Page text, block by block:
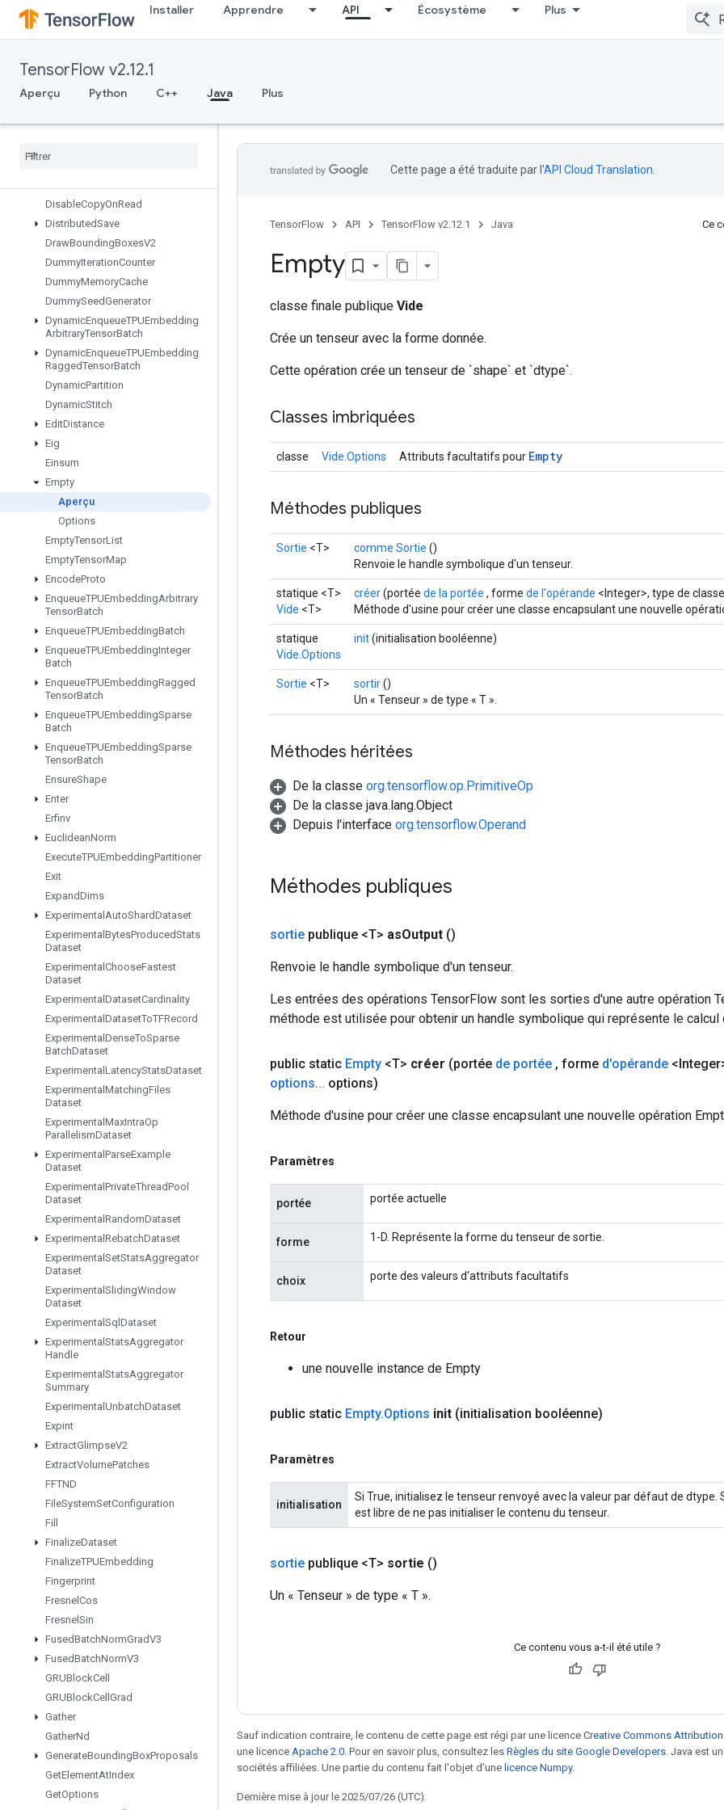
Installer Apprendre API Écosystème Plus
TensorFlow v2.12.1
Aperçu Python C++ Java Plus
DeleteRandomSeedGenerator
DeleteSeedGenerator
DenseBincount
DenseCountSparseOutput
DestroyResourceOp
DisableCopyOnRead
DistributedSave
DrawBoundingBoxesV2
DummyIterationCounter
DummyMemoryCache
DummySeedGenerator
DynamicEnqueueTPUEmbedding
ArbitraryTensorBatch
DynamicEnqueueTPUEmbedding
RaggedTensorBatch
DynamicPartition
DynamicStitch
EditDistance
Eig
Einsum
Empty
Aperçu
Options
EmptyTensorList
EmptyTensorMap
EncodeProto
EnqueueTPUEmbeddingArbitrary
TensorBatch
EnqueueTPUEmbeddingBatch
EnqueueTPUEmbeddingInteger
Batch
EnqueueTPUEmbeddingRagged
TensorBatch
EnqueueTPUEmbeddingSparse
Batch
EnqueueTPUEmbeddingSparse
TensorBatch
EnsureShape
Enter
Erfinv
EuclideanNorm
ExecuteTPUEmbeddingPartitioner
Exit
ExpandDims
Experimental AutoShardDataset
Experimental BytesProducedStats
Dataset
Experimental ChooseFastest
Dataset
Experimental DatasetCardinality
Experimental DatasetToTFRecord
Experimental DenseToSparse
BatchDataset
Experimental LatencyStatsDataset
Experimental MatchingFiles
Dataset
Experimental MaxIntraOp
ParallelismDataset
Experimental ParseExample
Dataset
Experimental PrivateThreadPool
Dataset
Experimental RandomDataset
Experimental RebatchDataset
Experimental SetStatsAggregator
Dataset
Experimental SlidingWindow
Dataset
Experimental Sql Dataset
Experimental StatsAggregator
Handle
Experimental StatsAggregator
Summary
Experimental UnbatchDataset
Expint
ExtractGlimpseV2
ExtractVolumePatches
FFTND
FileSystemSetConfiguration
Fill
FinalizeDataset
FinalizeTPUEmbedding
Fingerprint
Fresnel Cos
Fresnel Sin
FusedBatchNormGradV3
FusedBatchNormV3
GRUBlockCell
GRUBlockCell Grad
Gather
GatherNd
GenerateBoundingBoxProposals
GetElementAtIndex
GetOptions
Cette page a été traduite par l'API Cloud Translation
TensorFlow API TensorFlow v2.12.1 Java Ce
Empty
classe finale publique Vide
Crée un tenseur avec la forme donnée.
Cette opération crée un tenseur de `shape` et `dtype`.
Classes imbriquées
classe Vide.Options Attributs facultatifs pour Empty
Méthodes publiques
Sortie <T> comme Sortie ()
Renvoie le handle symbolique d'un tenseur.
statique <T>
Vide <T>
créer(portée de la portée , forme de l'opérande <Integer>, type de
Méthode d'usine pour créer une classe encapsulant une nouvelle
statique
Vide.Options
init(initialisation booléenne)
Sortie <T> sortir()
Un « Tenseur » de type « T ».
Méthodes héritées
De la classe org.tensorflow.op.PrimitiveOp
De la classe java.lang.Object
Depuis l'interface org.tensorflow.Operand
Méthodes publiques
sortie publique <T> asOutput ()
Renvoie le handle symbolique d'un tenseur.
Les entrées des opérations TensorFlow sont les sorties d'une autre opération
méthode est utilisée pour obtenir un handle symbolique qui représente le calcul
public static Empty <T> créer (portée de portée , forme d'opérande
options... options)
Méthode d'usine pour créer une classe encapsulant une nouvelle opération
Paramètres
portée portée actuelle
forme 1-D. Représente la forme du tenseur de sortie.
choix porte des valeurs d'attributs facultatifs
Retour
une nouvelle instance de Empty
public static Empty.Options init (initialisation booléenne)
Paramètres
initialisation
Si True, initialisez le tenseur renvoyé avec la valeur par défaut de
est libre de ne pas initialiser le contenu du tenseur.
sortie publique <T> sortie ()
Un « Tenseur » de type « T ».
Ce contenu vous a-t-il été utile ?
Sauf indication contraire, le contenu de cette page est régi par une licence Creative Commons
une licence Apache 2.0 . Pour en savoir plus, consultez les Règles du site Google Developers . Java est
sociétés affiliées. Une partie du contenu fait l'objet d'une licence Numpy.
Dernière mise à jour le 2025/07/26 (UTC).